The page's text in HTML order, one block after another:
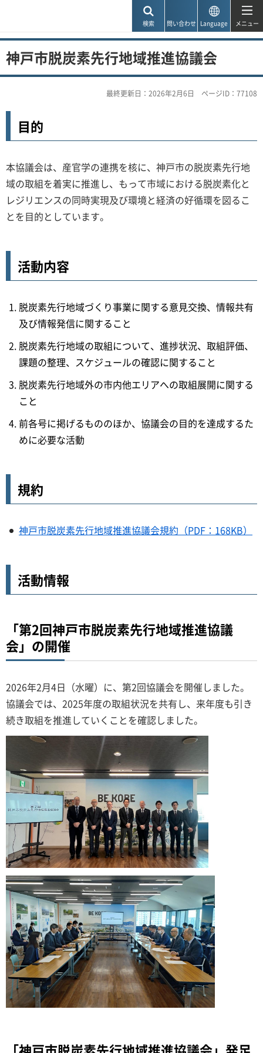
検索 問い合わせ Language メニュー
神戸市脱炭素先行地域推進協議会
最終更新日：2026年2月6日 ページID：77108
目的
本協議会は、産官学の連携を核に、神戸市の脱炭素先行地
域の取組を着実に推進し、もって市域における脱炭素化と
レジリエンスの同時実現及び環境と経済の好循環を図るこ
とを目的としています。
活動内容
脱炭素先行地域づくり事業に関する意見交換、情報共有
及び情報発信に関すること
脱炭素先行地域の取組について、進捗状況、取組評価、
課題の整理、スケジュールの確認に関すること
脱炭素先行地域外の市内他エリアへの取組展開に関する
こと
前各号に掲げるもののほか、協議会の目的を達成するた
めに必要な活動
規約
神戸市脱炭素先行地域推進協議会規約（PDF：168KB）
活動情報
「第2回神戸市脱炭素先行地域推進協議
会」の開催
2026年2月4日（水曜）に、第2回協議会を開催しました。
協議会では、2025年度の取組状況を共有し、来年度も引き
続き取組を推進していくことを確認しました。